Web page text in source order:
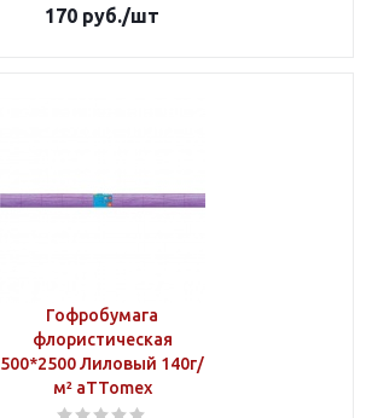
170 руб./шт
Гофробумага
флористическая
500*2500 Лиловый 140г/
м² aTTomex